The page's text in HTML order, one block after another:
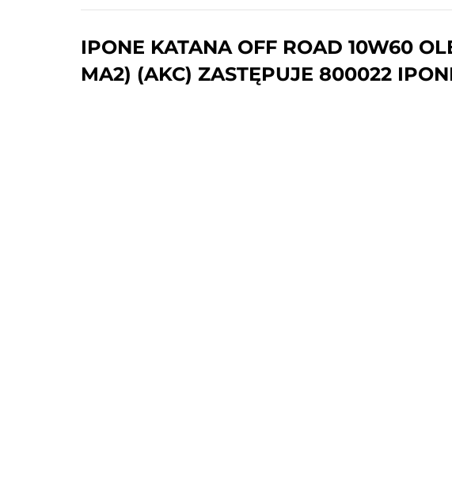
IPONE KATANA OFF ROAD 10W60
MA2) (AKC) ZASTĘPUJE 800022